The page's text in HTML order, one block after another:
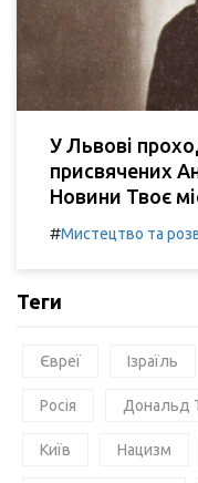
У Львові
присвячених
Новини Твоє
#Мистецтво та
Теги
Євреї Ізраїль
Росія Дональд
Київ Нацизм